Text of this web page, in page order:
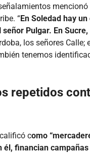
“En Soledad hay
Pulgar. En
los señores Calle;
tenemos
repetidos
como
él, financian